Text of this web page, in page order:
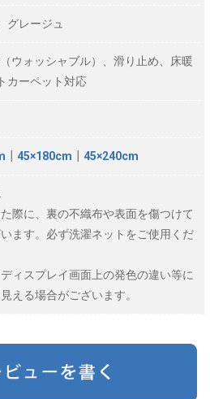
グレージュ
ウォッシャブル）、滑り止め、床暖
カーペット対応
45×180cm 45×240cm
際に、裏の不織布や表面を傷つけて
ます。必ず洗濯ネットをご使用くだ
ィスプレイ画面上の発色の違い等に
える場合がございます。